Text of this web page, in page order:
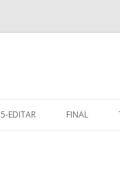
5-EDITAR FINAL